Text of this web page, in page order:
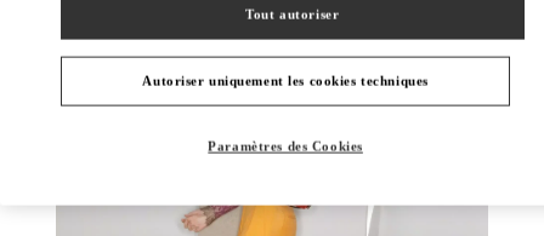
Autoriser uniquement les cookies techniques
Tout autoriser
Paramètres des Cookies